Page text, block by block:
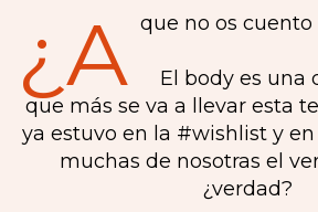
¿A que no os
El body es una
que más se va a llevar esta
ya estuvo en la #wishlist y
muchas de nosotras el
¿verdad?